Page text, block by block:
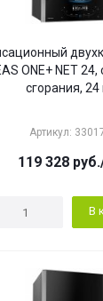
ONE+ NET
сгорания, 24
Артикул:
119 328 руб.
В